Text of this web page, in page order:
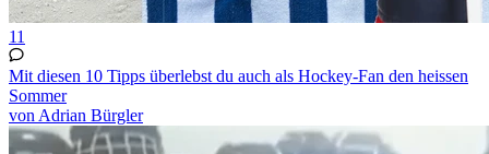
11
Mit diesen 10 Tipps überlebst du auch als Hockey-Fan den heissen
Sommer
von Adrian Bürgler